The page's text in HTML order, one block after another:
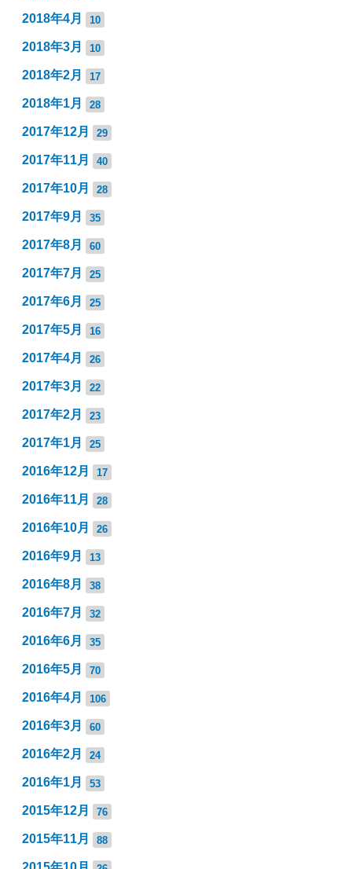
2018年4月 10
2018年3月 10
2018年2月 17
2018年1月 28
2017年12月 29
2017年11月 40
2017年10月 28
2017年9月 35
2017年8月 60
2017年7月 25
2017年6月 25
2017年5月 16
2017年4月 26
2017年3月 22
2017年2月 23
2017年1月 25
2016年12月 17
2016年11月 28
2016年10月 26
2016年9月 13
2016年8月 38
2016年7月 32
2016年6月 35
2016年5月 70
2016年4月 106
2016年3月 60
2016年2月 24
2016年1月 53
2015年12月 76
2015年11月 88